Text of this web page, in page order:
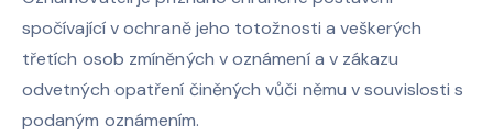
spočívající v ochraně jeho totožnosti a veškerých
třetích osob zmíněných v oznámení a v zákazu
odvetných opatření činěných vůči němu v souvislosti s
podaným oznámením.